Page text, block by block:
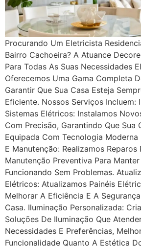
Procurando Um Eletricista
Bairro Cachoeira? A Atuance
Para Todas As Suas Necessidades
Oferecemos Uma Gama Completa
Garantir Que Sua Casa Esteja
Eficiente. Nossos Serviços Incluem:
Sistemas Elétricos: Instalamos
Com Precisão, Garantindo Que Sua
Equipada Com Tecnologia Moderna
E Manutenção: Realizamos Reparos
Manutenção Preventiva Para Manter
Funcionando Sem Problemas.
Elétricos: Atualizamos Painéis
Melhorar A Eficiência E A
Casa. Iluminação Personalizada:
Soluções De Iluminação Que
Necessidades E Preferências,
Funcionalidade Quanto A Estética